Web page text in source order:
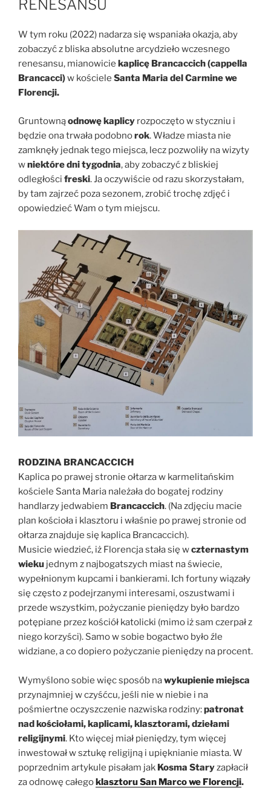
RENESANSU
W tym roku (2022) nadarza się wspaniała okazja, aby
zobaczyć z bliska absolutne arcydzieło wczesnego
renesansu, mianowicie kaplicę Brancaccich (cappella
Brancacci)w kościele Santa Maria del Carmine we
Florencji.
Gruntownąodnowę kaplicy rozpoczęto w styczniu i
będzie ona trwała podobnorok. Władze miasta nie
zamknęły jednak tego miejsca, lecz pozwoliły na wizyty
wniektóre dni tygodnia, aby zobaczyć z bliskiej
odległości freski. Ja oczywiście od razu skorzystałam,
by tam zajrzeć poza sezonem, zrobić trochę zdjęć i
opowiedzieć Wam o tym miejscu.
RODZINA BRANCACCICH
Kaplica po prawej stronie ołtarza w karmelitańskim
kościele Santa Maria należała do bogatej rodziny
handlarzy jedwabiem Brancaccich. (Na zdjęciu macie
plan kościoła i klasztoru i właśnie po prawej stronie od
ołtarza znajduje się kaplica Brancaccich).
Musicie wiedzieć, iż Florencja stała się wczternastym
wieku jednym z najbogatszych miast na świecie,
wypełnionym kupcami i bankierami. Ich fortuny wiązały
się często z podejrzanymi interesami, oszustwami i
przede wszystkim, pożyczanie pieniędzy było bardzo
potępiane przez kościół katolicki (mimo iż sam czerpał z
niego korzyści). Samo w sobie bogactwo było źle
widziane, a co dopiero pożyczanie pieniędzy na procent.
Wymyślono sobie więc sposób nawykupienie miejsca
przynajmniej w czyśćcu, jeśli nie w niebie i na
pośmiertne oczyszczenie nazwiska rodziny:patronat
nad kościołami, kaplicami, klasztorami, dziełami
religijnymi. Kto więcej miał pieniędzy, tym więcej
inwestował w sztukę religijną i upięknianie miasta. W
poprzednim artykule pisałam jak Kosma Staryzapłacił
za odnowę całegoklasztoru San Marco we Florencji.